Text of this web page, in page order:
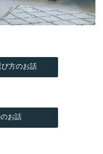
方のお話
お話